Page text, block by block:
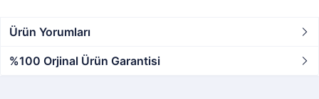
Ürün Yorumları
%100 Orjinal Ürün Garantisi